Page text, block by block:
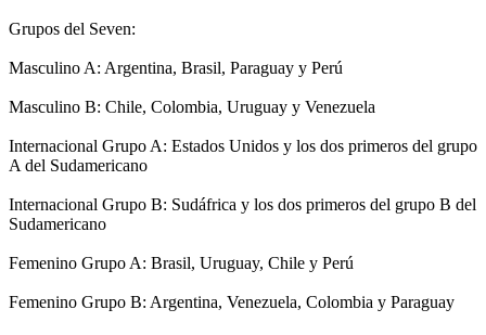
Grupos del Seven:
Masculino A: Argentina, Brasil, Paraguay y Perú
Masculino B: Chile, Colombia, Uruguay y Venezuela
Internacional Grupo A: Estados Unidos y los dos primeros del grupo
A del Sudamericano
Internacional Grupo B: Sudáfrica y los dos primeros del grupo B del
Sudamericano
Femenino Grupo A: Brasil, Uruguay, Chile y Perú
Femenino Grupo B: Argentina, Venezuela, Colombia y Paraguay